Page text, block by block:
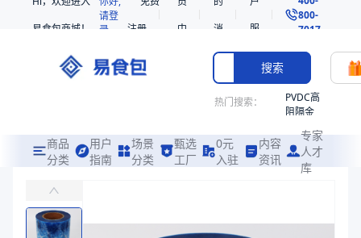
易食包商城！
请登
录
注册
中
消
息
服
务
800-
7017
搜索
热门搜索：
PVDC高
阻隔金
共挤热
收缩袋
商品
分类
用户
指南
场景
分类
甄选
工厂
0元
入驻
内容
资讯
专家
人才
库
主要适用于沙拉酱、芝麻酱、辣椒油、酱油、醋、调味汁的包装
易食包（EPAK）专注于BOPA/PE油脂、酱料包装用复合膜包装，提供